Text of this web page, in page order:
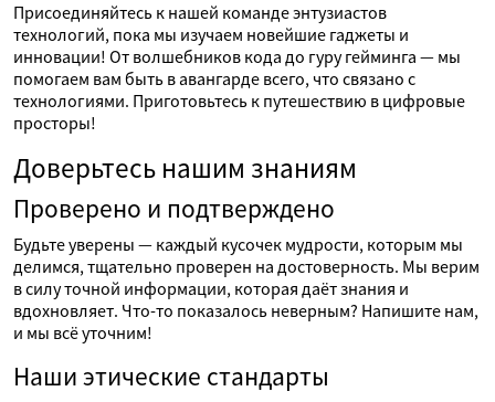
Присоединяйтесь к нашей команде энтузиастов
технологий, пока мы изучаем новейшие гаджеты и
инновации! От волшебников кода до гуру гейминга — мы
помогаем вам быть в авангарде всего, что связано с
технологиями. Приготовьтесь к путешествию в цифровые
просторы!
Доверьтесь нашим знаниям
Проверено и подтверждено
Будьте уверены — каждый кусочек мудрости, которым мы
делимся, тщательно проверен на достоверность. Мы верим
в силу точной информации, которая даёт знания и
вдохновляет. Что-то показалось неверным? Напишите нам,
и мы всё уточним!
Наши этические стандарты